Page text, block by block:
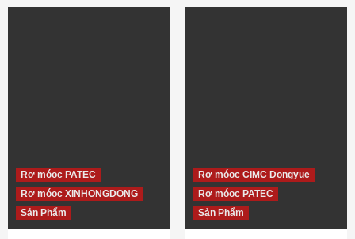
Rơ móoc PATEC
Rơ móoc XINHONGDONG
Sản Phẩm
Rơ móoc CIMC Dongyue
Rơ móoc PATEC
Sản Phẩm